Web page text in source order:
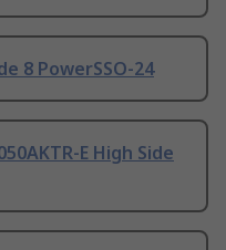
8 PowerSSO-24
E High Side